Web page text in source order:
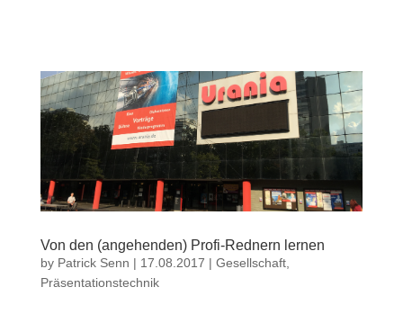
Von den (angehenden) Profi-Rednern lernen
by Patrick Senn | 17.08.2017 | Gesellschaft,
Präsentationstechnik